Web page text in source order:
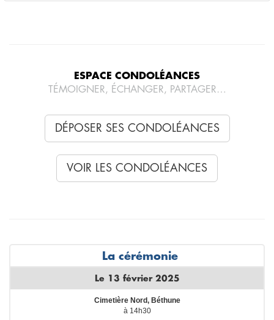
ESPACE CONDOLÉANCES
TÉMOIGNER, ÉCHANGER, PARTAGER…
DÉPOSER SES CONDOLÉANCES
VOIR LES CONDOLÉANCES
La cérémonie
Le 13 février 2025
Cimetière Nord, Béthune
à 14h30